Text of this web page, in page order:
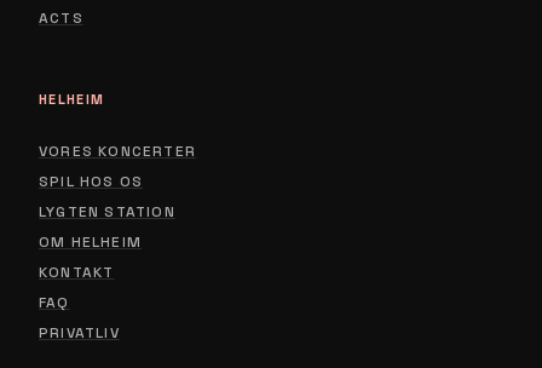
ACTS
HELHEIM
VORES KONCERTER
SPIL HOS OS
LYGTEN STATION
OM HELHEIM
KONTAKT
FAQ
PRIVATLIVPRIVACY POLICY